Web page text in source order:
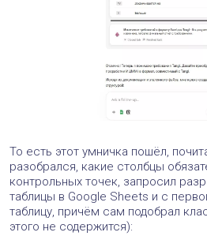
То есть этот умничка пошёл,
разобрался, какие столбцы
контрольных точек, запросил
таблицы в Google Sheets и с
таблицу, причём сам подобрал
этого не содержится):